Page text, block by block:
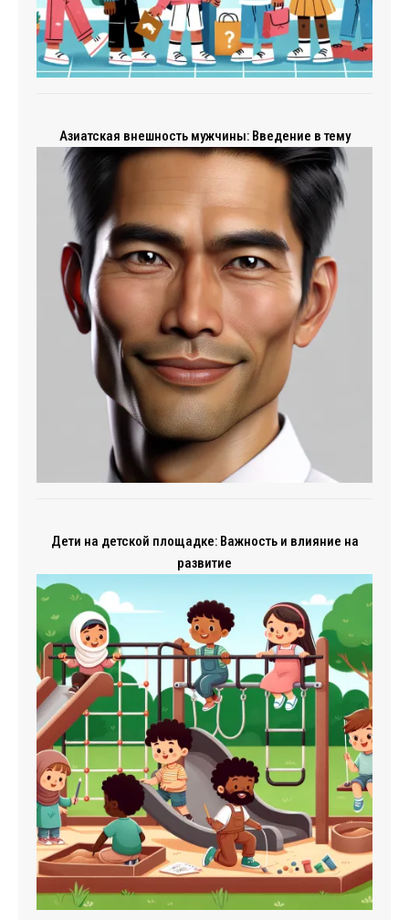
Азиатская внешность мужчины: Введение в тему
Дети на детской площадке: Важность и влияние на
развитие